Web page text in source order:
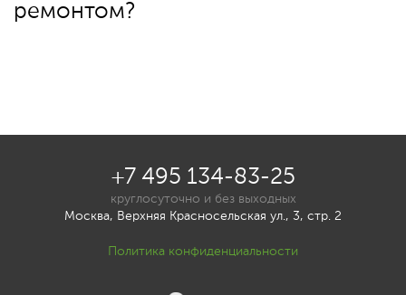
ремонтом?
+7 495 134-83-25
круглосуточно и без выходных
Москва, Верхняя Красносельская ул., 3, стр. 2
Политика конфиденциальности